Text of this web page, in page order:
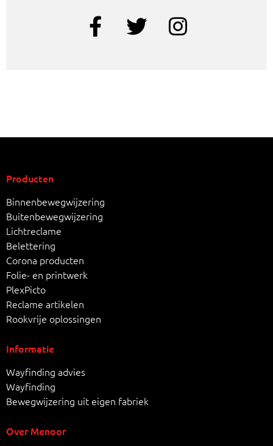
Producten
Binnenbewegwijzering
Buitenbewegwijzering
Lichtreclame
Belettering
Corona producten
Folie- en printwerk
PlexPicto
Reclame artikelen
Rookvrije oplossingen
Informatie
Wayfinding advies
Wayfinding
Bewegwijzering uit eigen fabriek
Over Menoor